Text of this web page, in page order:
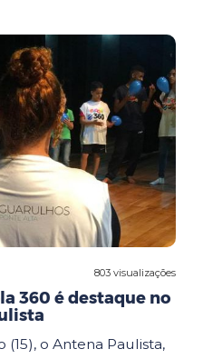
803 visualizações
360 é destaque no
o Antena Paulista,